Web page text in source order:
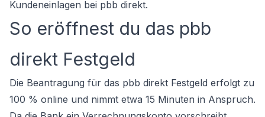
Kundeneinlagen bei pbb direkt.
So eröffnest du das pbb
direkt Festgeld
Die Beantragung für das pbb direkt Festgeld erfolgt zu
100 % online und nimmt etwa 15 Minuten in Anspruch.